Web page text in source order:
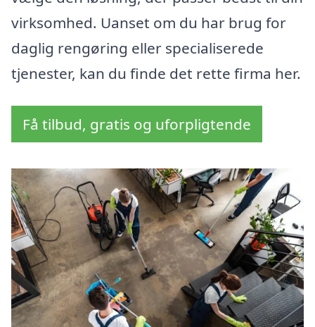
virksomhed. Uanset om du har brug for
daglig rengøring eller specialiserede
tjenester, kan du finde det rette firma her.
Få tilbud, gratis og uforpligtende